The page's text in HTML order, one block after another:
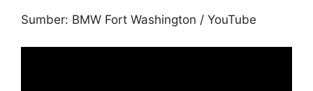
Sumber: BMW Fort Washington / YouTube